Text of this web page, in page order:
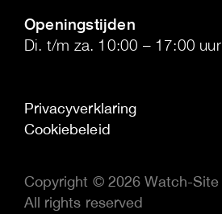
Openingstijden
Di. t/m za. 10:00 – 17:00 uur
Privacyverklaring
Cookiebeleid
Copyright © 2026 Watch-Site
All rights reserved